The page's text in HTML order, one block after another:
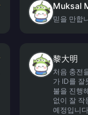
Muksal
믿을 만합
黎大明
처음 충전
가 ID를 잘
불을 진행
없이 잘 작
예정입니